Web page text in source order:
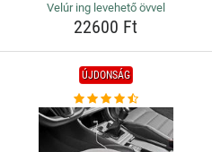
Velúr ing levehető övvel
22600 Ft
ÚJDONSÁG